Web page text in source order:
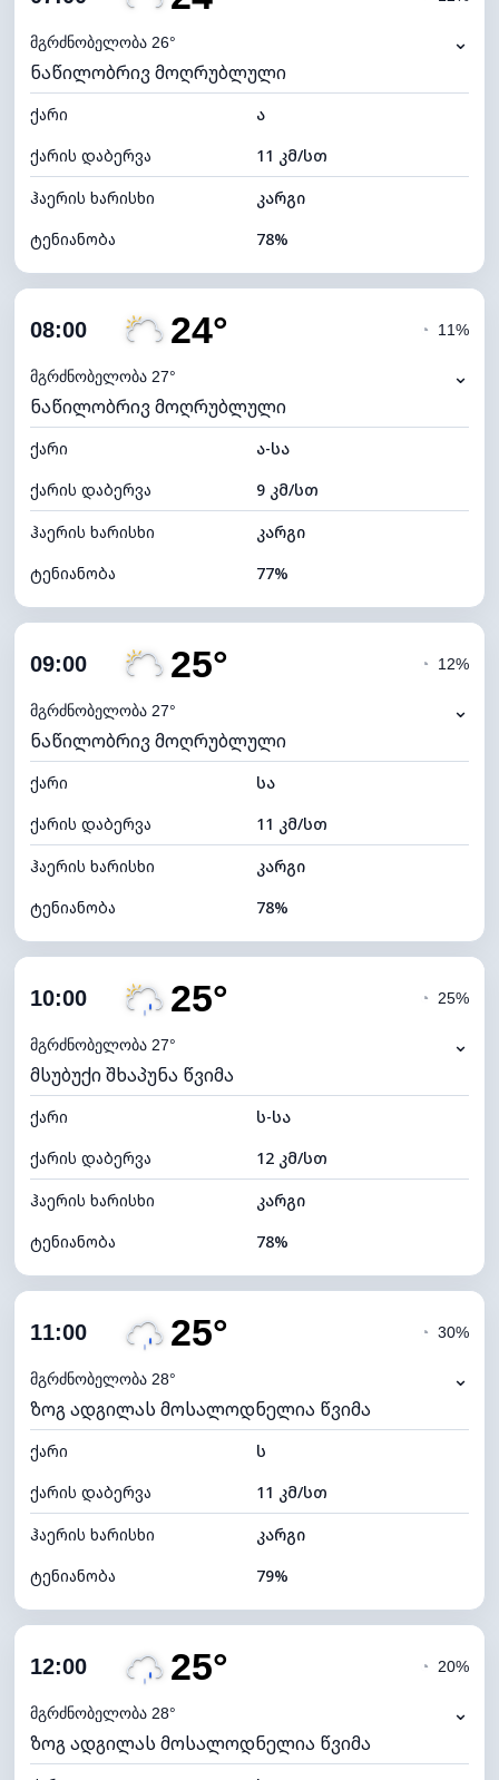
ნამის წერტილი
ხილვადობა
10 კმ
განათების ინდექსი 0 (ბნელი)
ღრუბლის სიმაღლე 5760 მ
მგრძნობელობა 26° ⌄
ნაწილობრივ მოღრუბლული
ქარი
ა
ქარის დაბერვა
11 კმ/სთ
ჰაერის ხარისხი
კარგი
ტენიანობა
78%
ღრუბლიანობა
ნამის წერტილი
ხილვადობა
10 კმ
განათების ინდექსი 7 (ნათელი)
ღრუბლის სიმაღლე 8560 მ
08:00 24°
მგრძნობელობა 27°
◔ 11%
⌄
ნაწილობრივ მოღრუბლული
ქარი
ა-სა
ქარის დაბერვა
9 კმ/სთ
ჰაერის ხარისხი
კარგი
ტენიანობა
77%
ღრუბლიანობა
ნამის წერტილი
ხილვადობა
10 კმ
განათების ინდექსი 7 (ნათელი)
ღრუბლის სიმაღლე 9040 მ
09:00 25°
მგრძნობელობა 27°
◔ 12%
⌄
ნაწილობრივ მოღრუბლული
ქარი
სა
ქარის დაბერვა
11 კმ/სთ
ჰაერის ხარისხი
კარგი
ტენიანობა
78%
ღრუბლიანობა
ნამის წერტილი
ხილვადობა
განათების ინდექსი 7 (ნათელი)
ღრუბლის სიმაღლე 8480 მ
10:00 25°
მგრძნობელობა 27°
◔ 25%
⌄
მსუბუქი შხაპუნა წვიმა
ქარი
ს-სა
ქარის დაბერვა
12 კმ/სთ
ჰაერის ხარისხი
კარგი
ტენიანობა
78%
ღრუბლიანობა
ნამის წერტილი
ხილვადობა
10 კმ
განათების ინდექსი 7 (ნათელი)
ღრუბლის სიმაღლე 7680 მ
11:00 25°
მგრძნობელობა 28°
◔ 30%
⌄
ზოგ ადგილას მოსალოდნელია წვიმა
ქარი
ს
ქარის დაბერვა
11 კმ/სთ
ჰაერის ხარისხი
კარგი
ტენიანობა
79%
ღრუბლიანობა
ნამის წერტილი
ხილვადობა
9 კმ
12:00 25°
მგრძნობელობა 28°
◔ 20%
⌄
ზოგ ადგილას მოსალოდნელია წვიმა